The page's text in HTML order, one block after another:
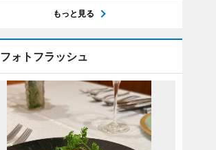
もっと見る
フォトフラッシュ